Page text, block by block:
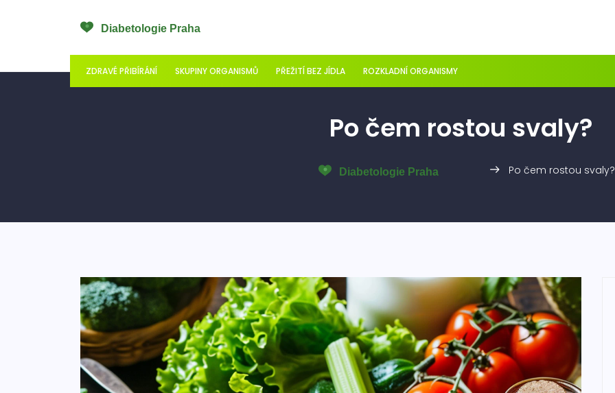
ZDRAVÉ PŘIBÍRÁNÍ SKUPINY ORGANISMŮ PŘEŽITÍ BEZ JÍDLA ROZKLADNÍ ORGANISMY
Po čem rostou svaly?
Po čem rostou svaly?